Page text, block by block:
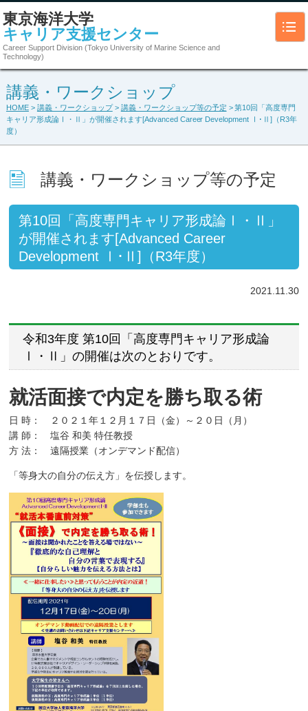
東京海洋大学
キャリア支援センター
Career Support Division (Tokyo University of Marine Science and
Technology)
講義・ワークショップ
HOME> 講義・ワークショップ> 講義・ワークショップ等の予定 > 第10回「高度専門
キャリア形成論Ⅰ・Ⅱ」が開催されます[Advanced Career Development Ⅰ･Ⅱ]（R3年
度）
講義・ワークショップ等の予定
第10回「高度専門キャリア形成論Ⅰ・Ⅱ」
が開催されます[Advanced Career
Development Ⅰ･Ⅱ]（R3年度）
2021.11.30
令和3年度 第10回「高度専門キャリア形成論
Ⅰ・Ⅱ」の開催は次のとおりです。
就活面接で内定を勝ち取る術
日 時： ２０２１年１２月１７日（金）～２０日（月）
講 師： 塩谷 和美 特任教授
方 法： 遠隔授業（オンデマンド配信）
「等身大の自分の伝え方」を伝授します。